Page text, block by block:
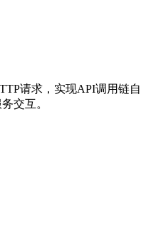
请求，实现API调用链自
交互。